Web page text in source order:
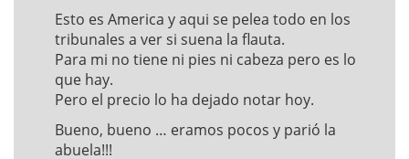
Esto es America y aqui se pelea todo en los
tribunales a ver si suena la flauta.
Para mi no tiene ni pies ni cabeza pero es lo
que hay.
Pero el precio lo ha dejado notar hoy.
Bueno, bueno … eramos pocos y parió la
abuela!!!